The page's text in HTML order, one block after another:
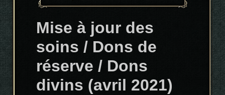
Mise à jour des
soins / Dons de
réserve / Dons
divins (avril 2021)